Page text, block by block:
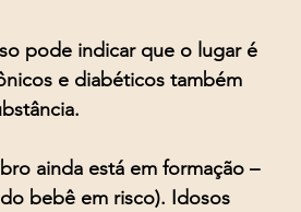
pode indicar que o lugar é
e diabéticos também
ainda está em formação –
bebê em risco). Idosos